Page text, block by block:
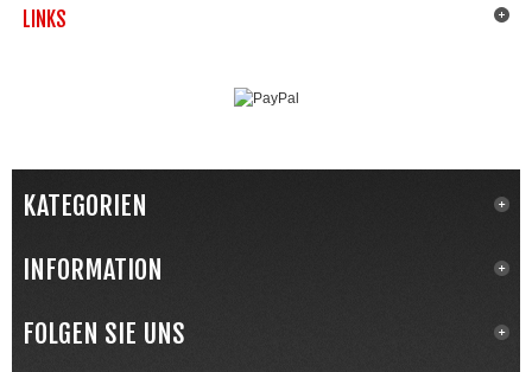
LINKS
KATEGORIEN
INFORMATION
FOLGEN SIE UNS